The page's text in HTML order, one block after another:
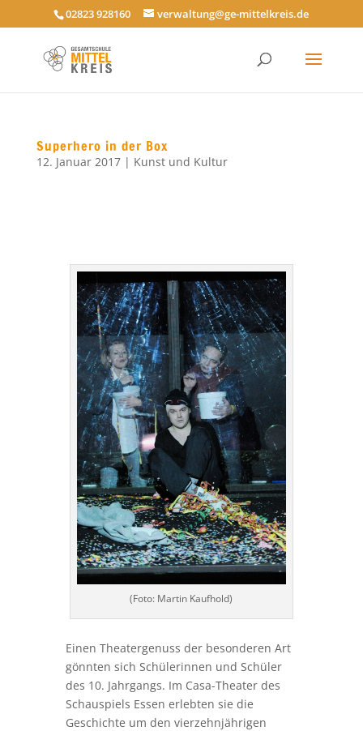
02823 928160 verwaltung@ge-mittelkreis.de
Superhero in der Box
12. Januar 2017| Kunst und Kultur
(Foto: Martin Kaufhold)
Einen Theatergenuss der besonderen Art
gönnten sich Schülerinnen und Schüler
des 10. Jahrgangs. Im Casa-Theater des
Schauspiels Essen erlebten sie die
Geschichte um den vierzehnjährigen